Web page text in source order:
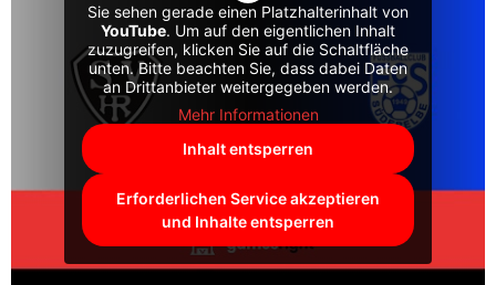
Sie sehen gerade einen Platzhalterinhalt von
YouTube. Um auf den eigentlichen Inhalt
zuzugreifen, klicken Sie auf die Schaltfläche
unten. Bitte beachten Sie, dass dabei Daten
an Drittanbieter weitergegeben werden.
Mehr Informationen
Inhalt entsperren
Erforderlichen Service akzeptieren
und Inhalte entsperren